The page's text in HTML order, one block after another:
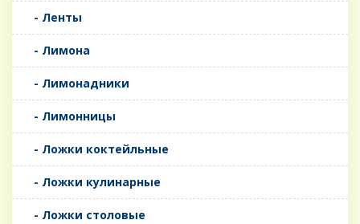
- Ленты
- Лимона
- Лимонадники
- Лимонницы
- Ложки коктейльные
- Ложки кулинарные
- Ложки столовые